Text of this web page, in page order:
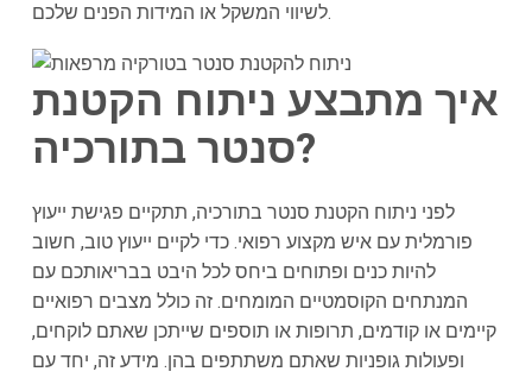
לשיווי המשקל או המידות הפנים שלכם.
איך מתבצע ניתוח הקטנת
סנטר בתורכיה?
לפני ניתוח הקטנת סנטר בתורכיה, תתקיים פגישת ייעוץ
פורמלית עם איש מקצוע רפואי. כדי לקיים ייעוץ טוב, חשוב
להיות כנים ופתוחים ביחס לכל היבט בבריאותכם עם
המנתחים הקוסמטיים המומחים. זה כולל מצבים רפואיים
קיימים או קודמים, תרופות או תוספים שייתכן שאתם לוקחים,
ופעולות גופניות שאתם משתתפים בהן. מידע זה, יחד עם